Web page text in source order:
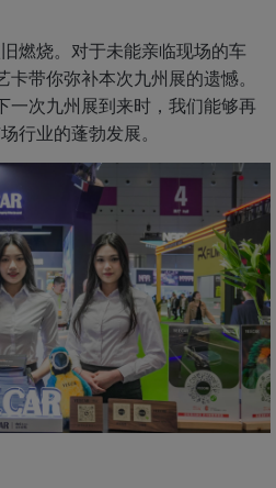
燃烧。对于未能亲临现场的车
卡带你弥补本次九州展的遗憾。
一次九州展到来时，我们能够再
行业的蓬勃发展。